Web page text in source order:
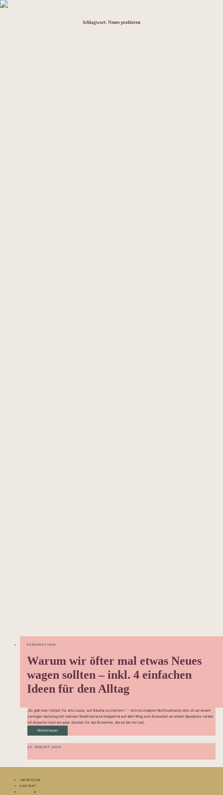
Schlagwort: Neues probieren
PERSPEKTIVEN
Warum wir öfter mal etwas Neues
wagen sollten – inkl. 4 einfachen
Ideen für den Alltag
„Es gibt kein Verbot für alte Leute, auf Bäume zu klettern.“ – Astrid Lindgren Nichtsahnend rolle ich an einem
sonnigen Samstag mit meinem Stadtrad leise klappernd auf dem Weg zum Einkaufen an einem Spielplatz vorbei.
Ich brauche noch ein paar Zutaten für die Brownies, die es bei mir jed...
Weiterlesen
22. AUGUST 2025
IMPRESSUM
KONTAKT